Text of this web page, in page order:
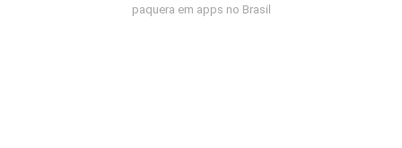
paquera em apps no Brasil